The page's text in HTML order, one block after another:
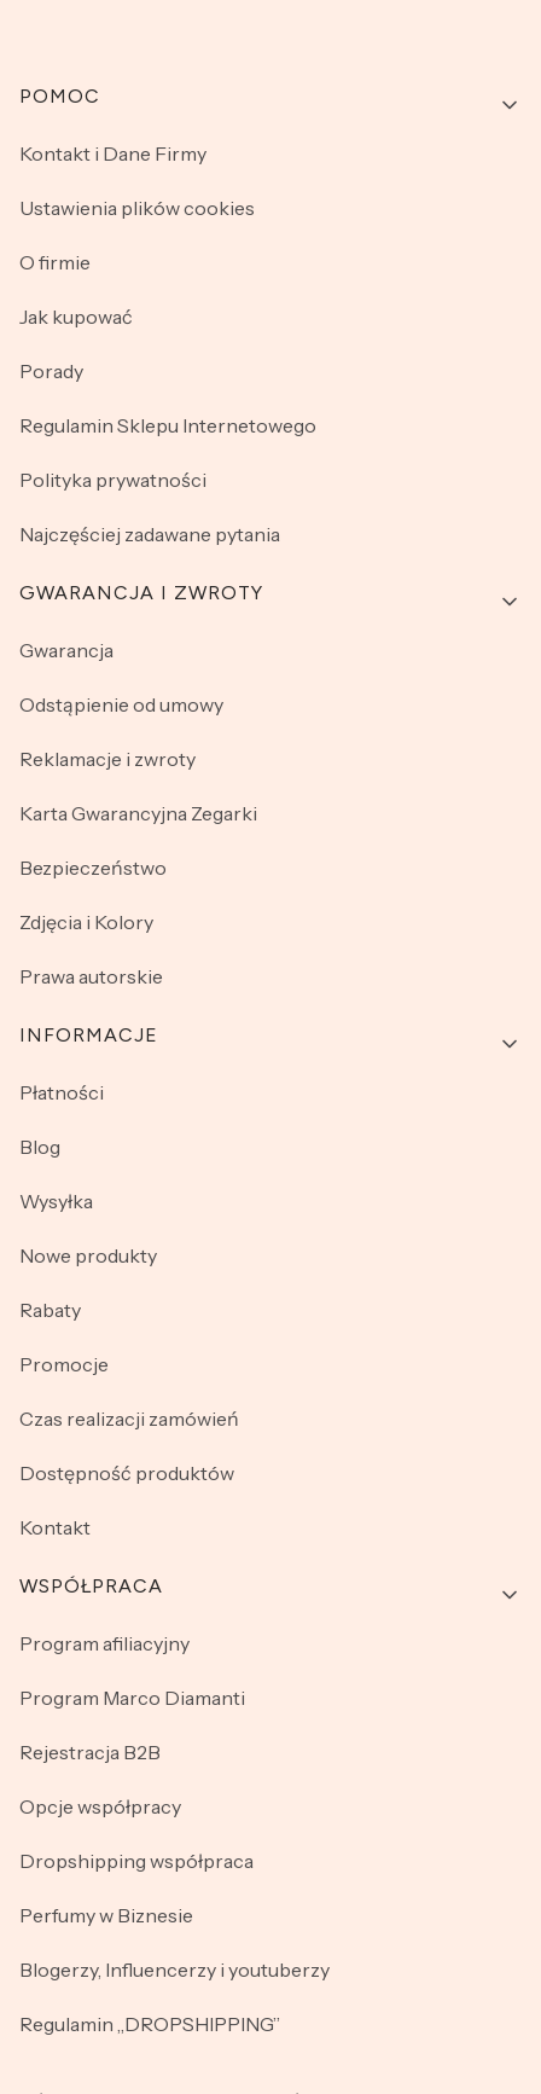
Linki w stopce
POMOC
Kontakt i Dane Firmy
Ustawienia plików cookies
O firmie
Jak kupować
Porady
Regulamin Sklepu Internetowego
Polityka prywatności
Najczęściej zadawane pytania
GWARANCJA I ZWROTY
Gwarancja
Odstąpienie od umowy
Reklamacje i zwroty
Karta Gwarancyjna Zegarki
Bezpieczeństwo
Zdjęcia i Kolory
Prawa autorskie
INFORMACJE
Płatności
Blog
Wysyłka
Nowe produkty
Rabaty
Promocje
Czas realizacji zamówień
Dostępność produktów
Kontakt
WSPÓŁPRACA
Program afiliacyjny
Program Marco Diamanti
Rejestracja B2B
Opcje współpracy
Dropshipping współpraca
Perfumy w Biznesie
Blogerzy, Influencerzy i youtuberzy
Regulamin „DROPSHIPPING”